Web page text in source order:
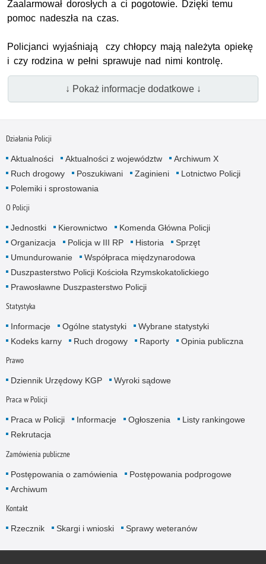
Zaalarmował dorosłych a ci pogotowie. Dzięki temu
pomoc nadeszła na czas.
Policjanci wyjaśniają czy chłopcy mają należyta opiekę
i czy rodzina w pełni sprawuje nad nimi kontrolę.
↓ Pokaż informacje dodatkowe ↓
Działania Policji
Aktualności Aktualności z województw
Archiwum X
Ruch drogowy
Poszukiwani Zaginieni
Lotnictwo Policji
Polemiki i sprostowania
O Policji
Jednostki Kierownictwo
Komenda Główna Policji
Organizacja
Policja w III RP Historia
Sprzęt
Umundurowanie
Współpraca międzynarodowa
Duszpasterstwo Policji Kościoła Rzymskokatolickiego
Prawosławne Duszpasterstwo Policji
Statystyka
Informacje Ogólne statystyki
Wybrane statystyki
Kodeks karny
Ruch drogowy Raporty Opinia publiczna
Prawo
Dziennik Urzędowy KGP Wyroki sądowe
Praca w Policji
Praca w Policji Informacje Ogłoszenia
Listy rankingowe
Rekrutacja
Zamówienia publiczne
Postępowania o zamówienia
Postępowania podprogowe
Archiwum
Kontakt
Rzecznik Skargi i wnioski Sprawy weteranów